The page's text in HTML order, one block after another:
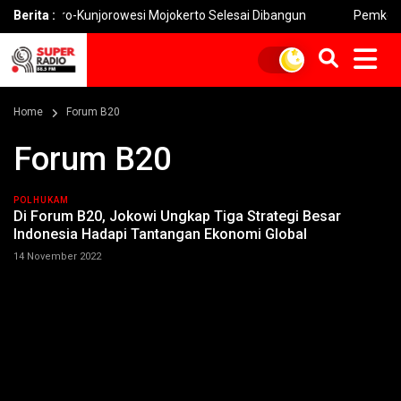
Berita :
Kunjorowesi Mojokerto Selesai Dibangun Pemkot
Home Forum B20
Forum B20
POLHUKAM
Di Forum B20, Jokowi Ungkap Tiga Strategi Besar
Indonesia Hadapi Tantangan Ekonomi Global
14 November 2022